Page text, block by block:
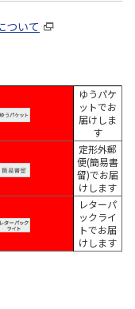
ついて
ゆうパケ
ットでお
届けしま
す
定形外郵
便(簡易書
留)でお届
けします
レターパ
ックライ
トでお届
けします